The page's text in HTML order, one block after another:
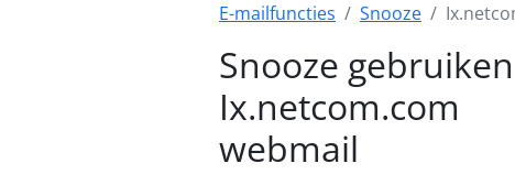
E-mailfuncties Snooze
Snooze
Ix.netcom.com
webmail